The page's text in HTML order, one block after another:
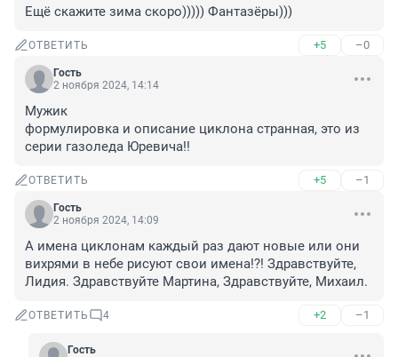
Ещё скажите зима скоро))))) Фантазёры)))
ОТВЕТИТЬ +5 –0
Гость
2 ноября 2024, 14:14
Мужик
формулировка и описание циклона странная, это из
серии газоледа Юревича!!
ОТВЕТИТЬ +5 –1
Гость
2 ноября 2024, 14:09
А имена циклонам каждый раз дают новые или они
вихрями в небе рисуют свои имена!?! Здравствуйте,
Лидия. Здравствуйте Мартина, Здравствуйте, Михаил.
ОТВЕТИТЬ 4 +2 –1
Гость